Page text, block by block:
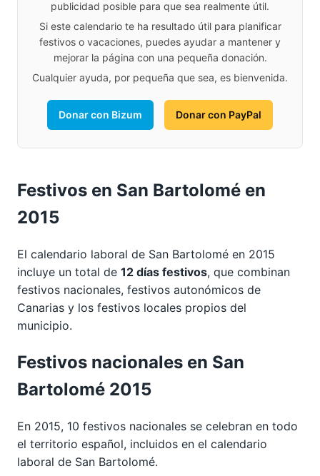
publicidad posible para que sea realmente útil.
Si este calendario te ha resultado útil para planificar
festivos o vacaciones, puedes ayudar a mantener y
mejorar la página con una pequeña donación.
Cualquier ayuda, por pequeña que sea, es bienvenida.
Donar con Bizum Donar con PayPal
Festivos en San Bartolomé en
2015
El calendario laboral de San Bartolomé en 2015
incluye un total de 12 días festivos, que combinan
festivos nacionales, festivos autonómicos de
Canarias y los festivos locales propios del
municipio.
Festivos nacionales en San
Bartolomé 2015
En 2015, 10 festivos nacionales se celebran en todo
el territorio español, incluidos en el calendario
laboral de San Bartolomé.